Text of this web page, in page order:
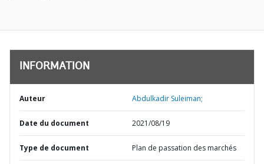
INFORMATION
Auteur Abdulkadir Suleiman;
Date du document 2021/08/19
Type de document Plan de passation des marchés